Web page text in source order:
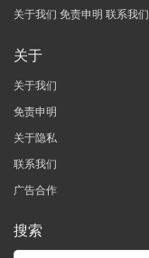
关于我们 免责申明 联系我们
关于
关于我们
免责申明
关于隐私
联系我们
广告合作
搜索